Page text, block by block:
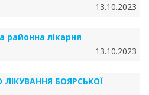
13.10.2023
районна лікарня
13.10.2023
ЛІКУВАННЯ БОЯРСЬКОЇ